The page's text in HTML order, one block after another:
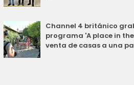
Channel 4 británico
programa 'A place in
venta de casas a una